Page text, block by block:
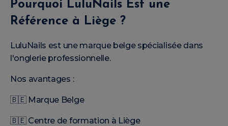
Pourquoi LuluNails Est une
Référence à Liège ?
LuluNails est une marque belge spécialisée dans
l'onglerie professionnelle.
Nos avantages :
🇧🇪 Marque Belge
🇧🇪 Centre de formation à Liège